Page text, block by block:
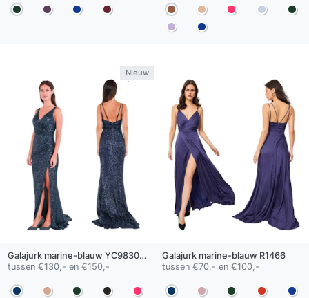
Nieuw
Galajurk marine-blauw YC98302-1
tussen €130,- en €150,-
Galajurk marine-blauw R1466
tussen €70,- en €100,-